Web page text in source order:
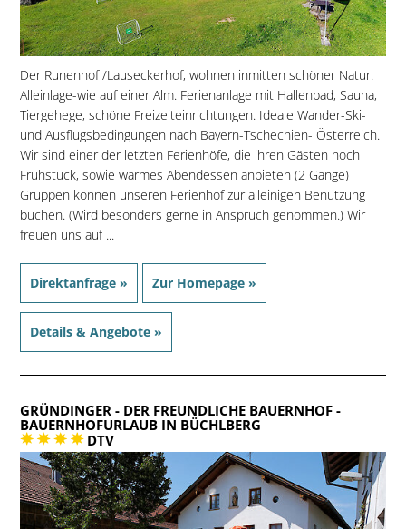
Der Runenhof /Lauseckerhof, wohnen inmitten schöner Natur.
Alleinlage-wie auf einer Alm. Ferienanlage mit Hallenbad, Sauna,
Tiergehege, schöne Freizeiteinrichtungen. Ideale Wander-Ski-
und Ausflugsbedingungen nach Bayern-Tschechien- Österreich.
Wir sind einer der letzten Ferienhöfe, die ihren Gästen noch
Frühstück, sowie warmes Abendessen anbieten (2 Gänge)
Gruppen können unseren Ferienhof zur alleinigen Benützung
buchen. (Wird besonders gerne in Anspruch genommen.) Wir
freuen uns auf ...
Direktanfrage » Zur Homepage »
Details & Angebote »
GRÜNDINGER - DER FREUNDLICHE BAUERNHOF-
BAUERNHOFURLAUB IN BÜCHLBERG
DTV